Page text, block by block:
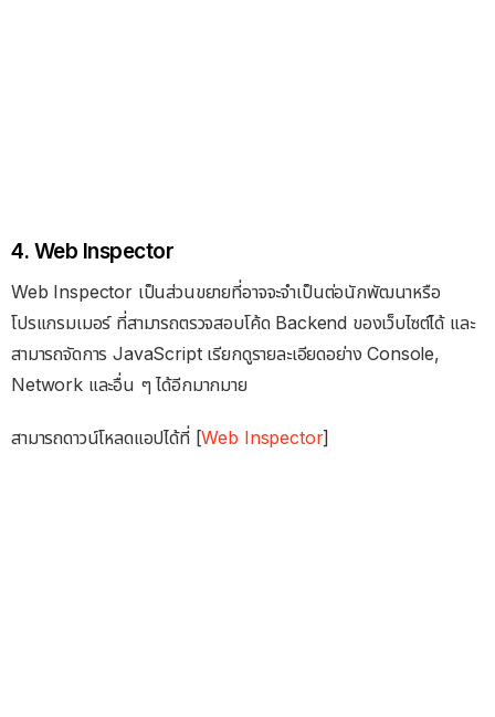
4. Web Inspector
Web Inspector เป็นส่วนขยายที่อาจจะจำเป็นต่อนักพัฒนาหรือ
โปรแกรมเมอร์ ที่สามารถตรวจสอบโค้ด Backend ของเว็บไซต์ได้ และ
สามารถจัดการ JavaScript เรียกดูรายละเอียดอย่าง Console,
Network และอื่น ๆ ได้อีกมากมาย
สามารถดาวน์โหลดแอปได้ที่ [Web Inspector]